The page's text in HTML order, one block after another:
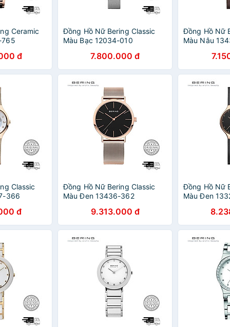
Ceramic
765
đ
Đồng Hồ Nữ Bering Classic
Màu Bạc 12034-010
7.800.000 đ
Đồng Hồ Nữ
Màu Nâu
Classic
366
đ
Đồng Hồ Nữ Bering Classic
Màu Đen 13436-362
9.313.000 đ
Đồng Hồ Nữ
Màu Đen